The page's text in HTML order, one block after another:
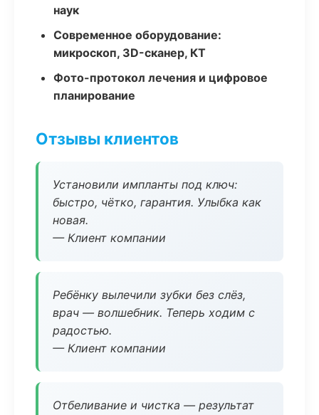
наук
Современное оборудование:
микроскоп, 3D-сканер, КТ
Фото-протокол лечения и цифровое
планирование
Отзывы клиентов
Установили импланты под ключ:
быстро, чётко, гарантия. Улыбка как
новая.
— Клиент компании
Ребёнку вылечили зубки без слёз,
врач — волшебник. Теперь ходим с
радостью.
— Клиент компании
Отбеливание и чистка — результат